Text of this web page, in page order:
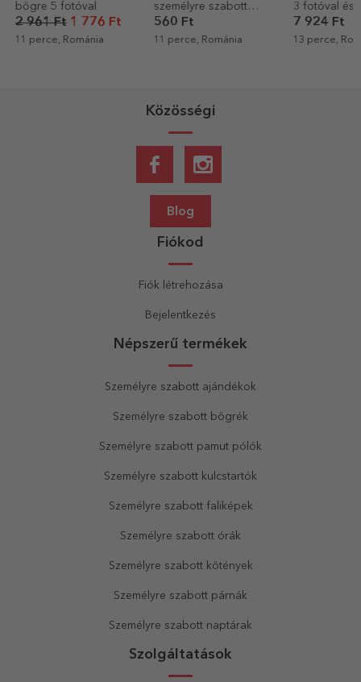
Ft
személyre szabott
fotóval és szöveggel
560 Ft
11 perce, Románia
3 fotóval és szöveggel
- Család
7 924 Ft
13 perce, Románia
2
21
Közösségi
Blog
Fiókod
Fiók létrehozása
Bejelentkezés
Népszerű termékek
Személyre szabott ajándékok
Személyre szabott bögrék
Személyre szabott pamut pólók
Személyre szabott kulcstartók
Személyre szabott faliképek
Személyre szabott órák
Személyre szabott kötények
Személyre szabott párnák
Személyre szabott naptárak
Szolgáltatások